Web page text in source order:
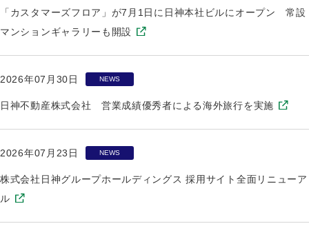
「カスタマーズフロア」が7月1日に日神本社ビルにオープン 常設
マンションギャラリーも開設
2026年07月30日 NEWS
日神不動産株式会社 営業成績優秀者による海外旅行を実施
2026年07月23日 NEWS
株式会社日神グループホールディングス 採用サイト全面リニューア
ル